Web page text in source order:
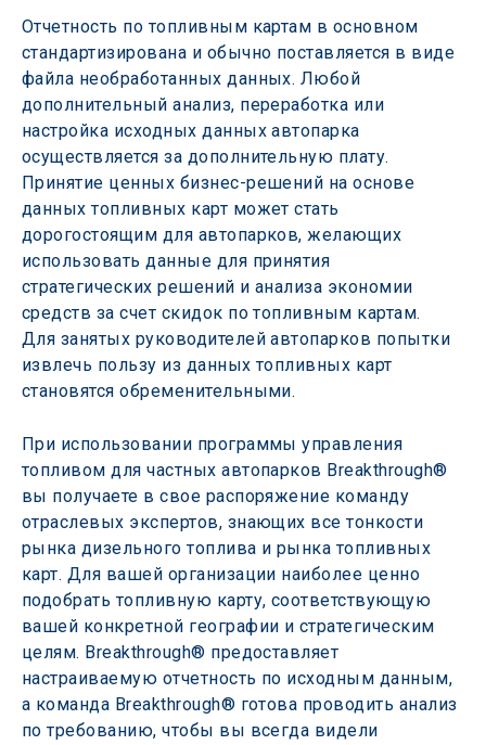
Отчетность по топливным картам в основном
стандартизирована и обычно поставляется в виде
файла необработанных данных. Любой
дополнительный анализ, переработка или
настройка исходных данных автопарка
осуществляется за дополнительную плату.
Принятие ценных бизнес-решений на основе
данных топливных карт может стать
дорогостоящим для автопарков, желающих
использовать данные для принятия
стратегических решений и анализа экономии
средств за счет скидок по топливным картам.
Для занятых руководителей автопарков попытки
извлечь пользу из данных топливных карт
становятся обременительными.
При использовании программы управления
топливом для частных автопарков Breakthrough®
вы получаете в свое распоряжение команду
отраслевых экспертов, знающих все тонкости
рынка дизельного топлива и рынка топливных
карт. Для вашей организации наиболее ценно
подобрать топливную карту, соответствующую
вашей конкретной географии и стратегическим
целям. Breakthrough® предоставляет
настраиваемую отчетность по исходным данным,
а команда Breakthrough® готова проводить анализ
по требованию, чтобы вы всегда видели